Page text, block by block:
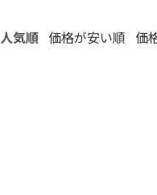
人気順 価格が安い順 価